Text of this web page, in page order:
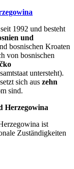
1992 und besteht
und
bosnischen Kroaten
von bosnischen
untersteht).
setzt sich aus zehn
sind.
Herzegowina
ist
Zuständigkeiten